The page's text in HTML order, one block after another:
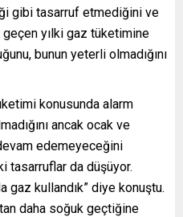
gibi tasarruf etmediğini ve
yılki gaz tüketimine
bunun yeterli olmadığını
konusunda alarm
ancak ocak ve
edemeyeceğini
tasarruflar da düşüyor.
kullandık” diye konuştu.
daha soğuk geçtiğine